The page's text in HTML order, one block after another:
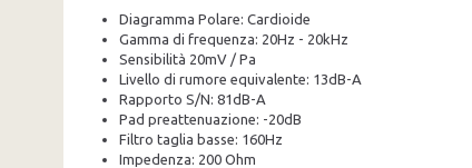
Diagramma Polare: Cardioide
Gamma di frequenza: 20Hz - 20kHz
Sensibilità 20mV / Pa
Livello di rumore equivalente: 13dB-A
Rapporto S/N: 81dB-A
Pad preattenuazione: -20dB
Filtro taglia basse: 160Hz
Impedenza: 200 Ohm